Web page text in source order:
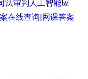
法审判人工智能应
在线查询|网课答案